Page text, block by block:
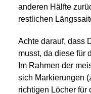
anderen Hälfte
restlichen
Achte darauf, dass
musst, da diese für
Im Rahmen der
sich Markierungen
richtigen Löcher für